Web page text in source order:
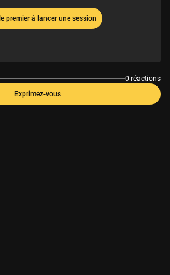
premier à lancer une session
0 réactions
Exprimez-vous